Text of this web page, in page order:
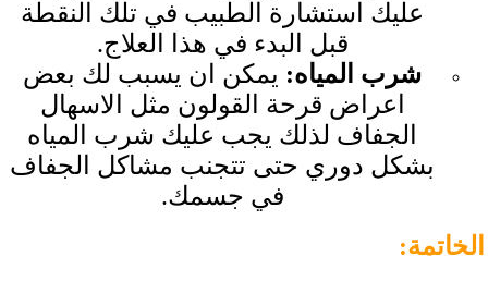
عليك استشارة الطبيب في تلك النقطة
قبل البدء في هذا العلاج.
شرب المياه: يمكن ان يسبب لك بعض
اعراض قرحة القولون مثل الاسهال
الجفاف لذلك يجب عليك شرب المياه
بشكل دوري حتى تتجنب مشاكل الجفاف
في جسمك.
الخاتمة: